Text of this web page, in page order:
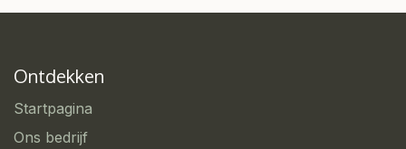
Ontdekken
Startpagina
Ons bedrijf